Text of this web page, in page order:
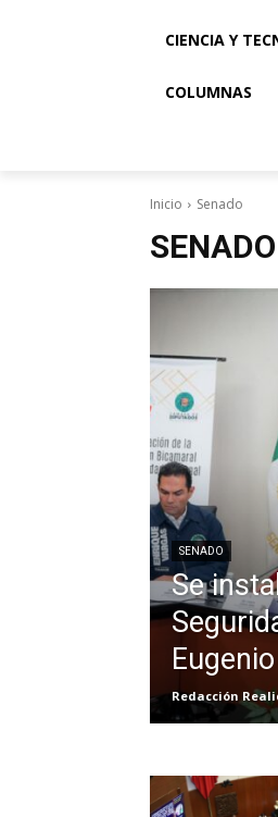
CIENCIA Y
COLUMNAS
Inicio Senado
SENADO
SENADO
Se
Redacción